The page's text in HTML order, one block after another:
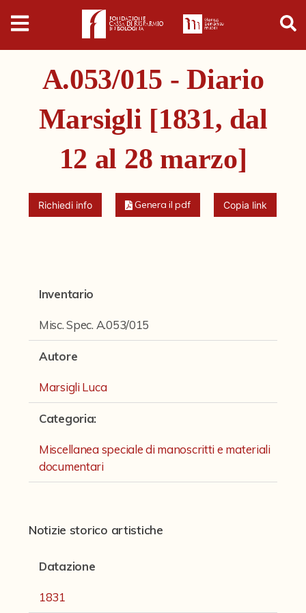
Digital
Humanities
Donazioni
Pubblicazioni
Collezioni
Arti Applicate
Fondi Fotografici
Manoscritti
Manoscritti Ambrosini
Manoscritti Sassoli
Manoscritti Silvani
Sculture
Testi a Stampa
A.053/015 - Diario
Marsigli [1831, dal
12 al 28 marzo]
Richiedi info Genera il pdf Copia link
Inventario
Misc. Spec. A.053/015
Autore
Marsigli Luca
Categoria:
Miscellanea speciale di manoscritti e materiali
documentari
Notizie storico artistiche
Datazione
1831